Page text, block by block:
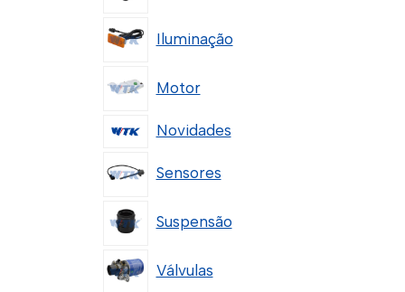
Iluminação
Motor
Novidades
Sensores
Suspensão
Válvulas